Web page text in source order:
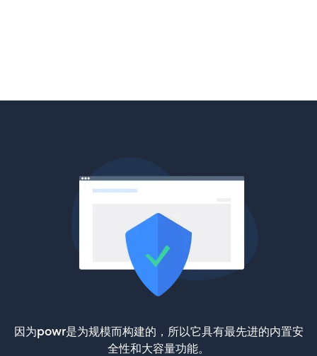
因为powr是为规模而构建的，所以它具有最先进的内置安
全性和大容量功能。